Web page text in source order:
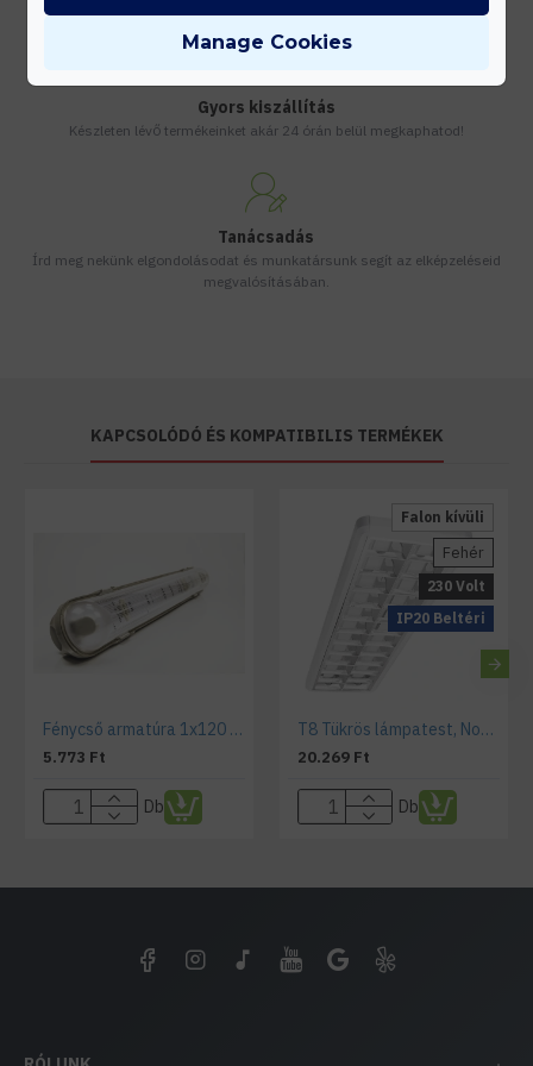
Gyors kiszállítás
Készleten lévő termékeinket akár 24 órán belül megkaphatod!
Tanácsadás
Írd meg nekünk elgondolásodat és munkatársunk segít az elképzeléseid
megvalósításában.
KAPCSOLÓDÓ ÉS KOMPATIBILIS TERMÉKEK
Fénycső armatúra 1x120 cm, por és páramentes, IP65
5.773 Ft
Db
Falon kívüli
IP20 Beltéri
Fehér
230 Volt
T8 Tükrös lámpatest, Notus Premium, T8, 2x120cm
20.269 Ft
Db
Manage Cookies